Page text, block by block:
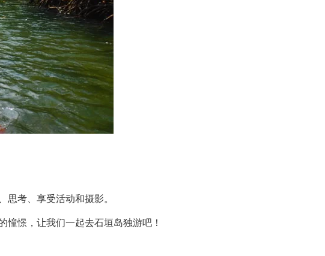
考、享受活动和摄影。
憬，让我们一起去石垣岛独游吧！